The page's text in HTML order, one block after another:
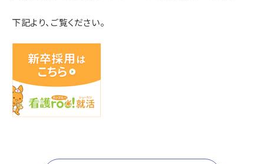
下記より、ご覧ください。